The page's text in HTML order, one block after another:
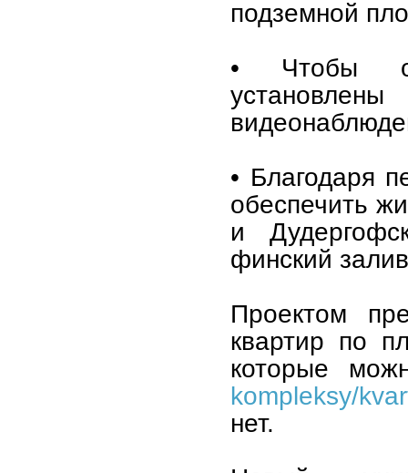
подземной
• Чтобы
• Благодаря
обеспечить
и
финский
Проектом
квартир по
которые
kompleksy/
нет.